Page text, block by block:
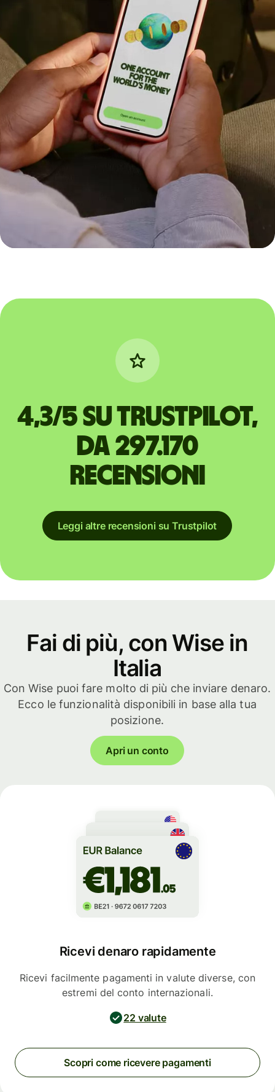
4,3/5 su Trustpilot,
da 297.170
recensioni
Leggi altre recensioni su Trustpilot
Fai di più, con Wise in
Italia
Con Wise puoi fare molto di più che inviare denaro.
Ecco le funzionalità disponibili in base alla tua
posizione.
Apri un conto
Ricevi denaro rapidamente
Ricevi facilmente pagamenti in valute diverse, con
estremi del conto internazionali.
22 valute
Scopri come ricevere pagamenti